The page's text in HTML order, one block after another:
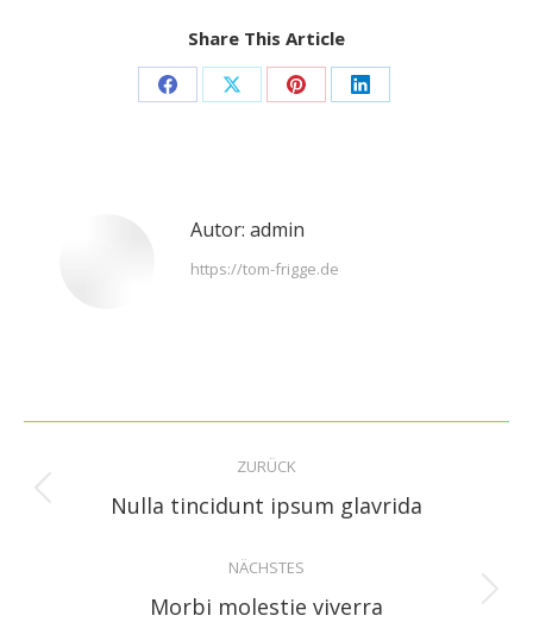
Share This Article
Share Share Share Share
Autor: admin
https://tom-frigge.de
Kommentarnavigation
ZURÜCK
Vorheriger
Nulla tincidunt ipsum glavrida
NÄCHSTES
Nächster
Morbi molestie viverra